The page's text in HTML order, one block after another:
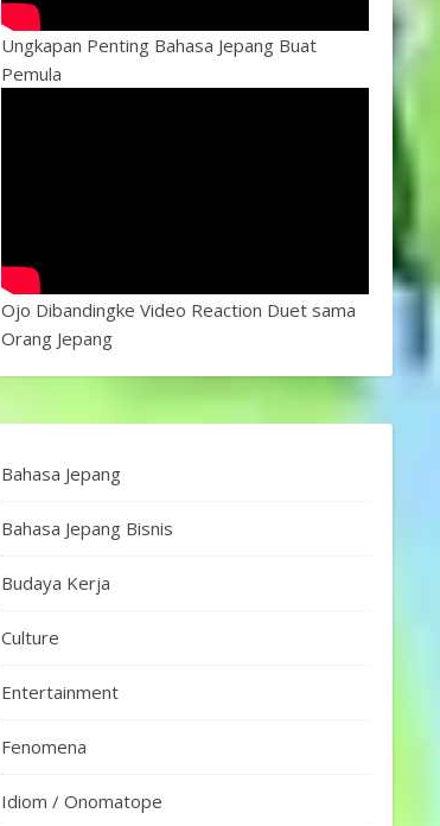
Ungkapan Penting Bahasa Jepang Buat
Pemula
Ojo Dibandingke Video Reaction Duet sama
Orang Jepang
Bahasa Jepang
Bahasa Jepang Bisnis
Budaya Kerja
Culture
Entertainment
Fenomena
Idiom / Onomatope